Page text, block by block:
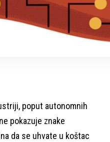
poput autonomnih
pokazuje znake
da se uhvate u koštac